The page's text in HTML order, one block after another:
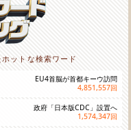
ットな検索ワード
EU4首脳が首都キーウ訪問
4,851,557回
政府「日本版CDC」設置へ
1,574,347回